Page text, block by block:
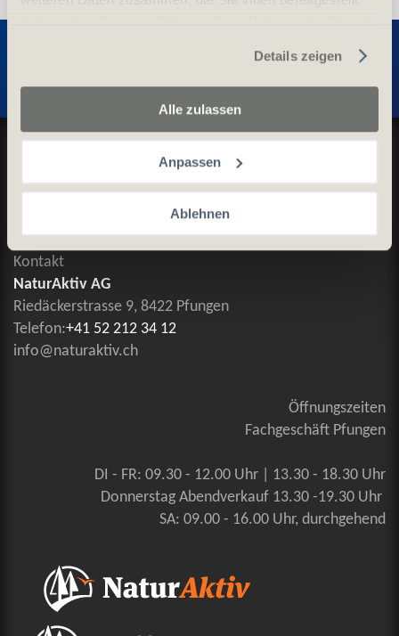
Details zeigen
Alle zulassen
Anpassen
Ablehnen
Datenschutz und Cookie-Richtlinien
Allgemeine Geschäftsbedingungen
Kontaktieren Sie uns
Kontakt
NaturAktiv AG
Riedäckerstrasse 9, 8422 Pfungen
Telefon:+41 52 212 34 12
info@naturaktiv.ch
Öffnungszeiten
Fachgeschäft Pfungen
DI - FR: 09.30 - 12.00 Uhr | 13.30 - 18.30 Uhr
Donnerstag Abendverkauf 13.30 -19.30 Uhr
SA: 09.00 - 16.00 Uhr, durchgehend